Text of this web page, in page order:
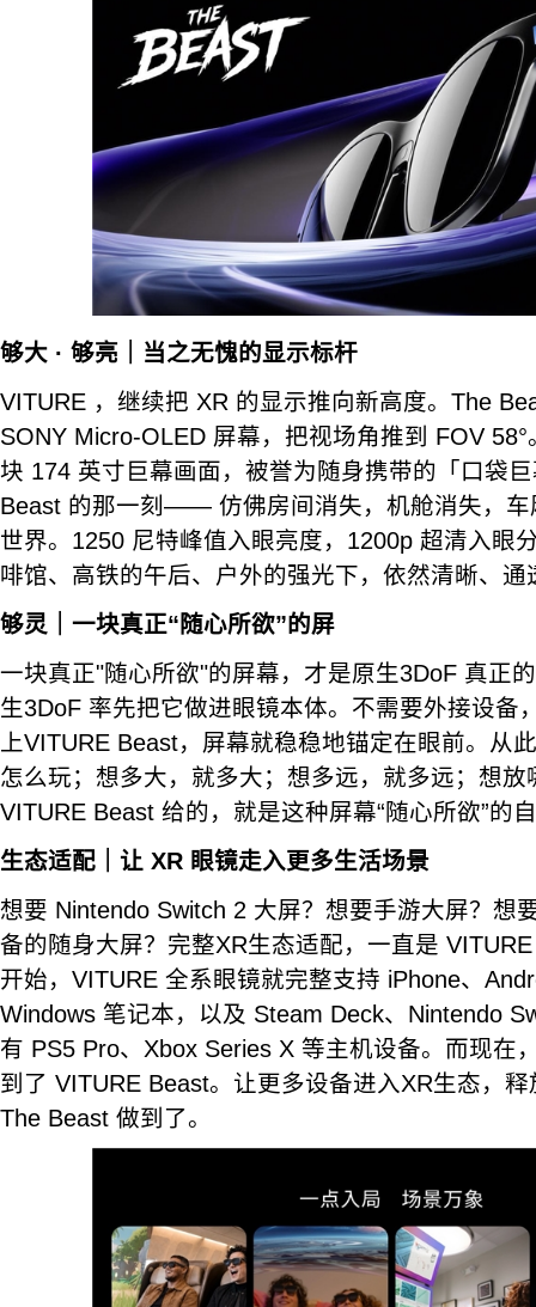
够大 · 够亮｜当之无愧的显示标杆
VITURE ，继续把 XR 的显示推向新高度。The
SONY Micro-OLED 屏幕，把视场角推到 FOV
块 174 英寸巨幕画面，被誉为随身携带的「口袋
Beast 的那一刻—— 仿佛房间消失，机舱消失，车
世界。1250 尼特峰值入眼亮度，1200p 超清入眼
啡馆、高铁的午后、户外的强光下，依然清晰、通
够灵｜一块真正“随心所欲”的屏
一块真正"随心所欲"的屏幕，才是原生3DoF 真正
生3DoF 率先把它做进眼镜本体。不需要外接设备
上VITURE Beast，屏幕就稳稳地锚定在眼前。
怎么玩；想多大，就多大；想多远，就多远；想放
VITURE Beast 给的，就是这种屏幕“随心所欲”的
生态适配｜让 XR 眼镜走入更多生活场景
想要 Nintendo Switch 2 大屏？想要手游大屏？想
备的随身大屏？完整XR生态适配，一直是
开始，VITURE 全系眼镜就完整支持 iPhone、
Windows 笔记本，以及 Steam Deck、Nintendo
有 PS5 Pro、Xbox Series X 等主机设备。而现在
到了 VITURE Beast。让更多设备进入XR生态，释
The Beast 做到了。